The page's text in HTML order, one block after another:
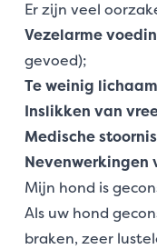
Er zijn veel
Vezelarme
gevoed);
Te weinig
Inslikken van
Medische
Nevenwerkingen
Mijn hond is
Als uw hond
braken, zeer